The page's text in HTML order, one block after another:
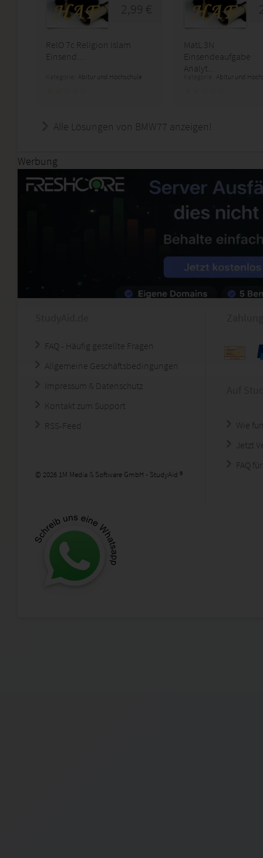
2,99 €
RelO 7c Religion Islam
Einsend...
Abitur und Hochschule
MatL 3N
Einsendeaufgabe
Analyt...
Abitur und
Alle Lösungen von BMW77 anzeigen!
Werbung
FAQ - Häufig gestellte Fragen
Allgemeine Geschäftsbedingungen
Impressum & Datenschutz
Kontakt zum Support
RSS-Feed
© 2026 1M Media & Software GmbH - StudyAid ®
Wie
Jetzt
FAQ